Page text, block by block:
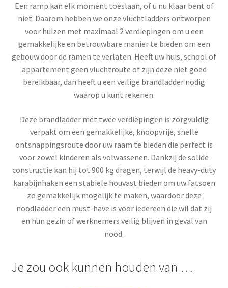
Een ramp kan elk moment toeslaan, of u nu klaar bent of
niet. Daarom hebben we onze vluchtladders ontworpen
voor huizen met maximaal 2 verdiepingen om u een
gemakkelijke en betrouwbare manier te bieden om een
gebouw door de ramen te verlaten. Heeft uw huis, school of
appartement geen vluchtroute of zijn deze niet goed
bereikbaar, dan heeft u een veilige brandladder nodig
waarop u kunt rekenen.
Deze brandladder met twee verdiepingen is zorgvuldig
verpakt om een gemakkelijke, knoopvrije, snelle
ontsnappingsroute door uw raam te bieden die perfect is
voor zowel kinderen als volwassenen. Dankzij de solide
constructie kan hij tot 900 kg dragen, terwijl de heavy-duty
karabijnhaken een stabiele houvast bieden om uw fatsoen
zo gemakkelijk mogelijk te maken, waardoor deze
noodladder een must-have is voor iedereen die wil dat zij
en hun gezin of werknemers veilig blijven in geval van
nood.
Je zou ook kunnen houden van …